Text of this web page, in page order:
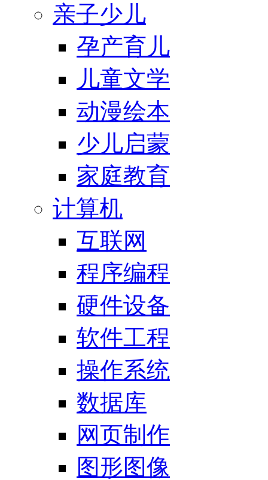
亲子少儿
孕产育儿
儿童文学
动漫绘本
少儿启蒙
家庭教育
计算机
互联网
程序编程
硬件设备
软件工程
操作系统
数据库
网页制作
图形图像